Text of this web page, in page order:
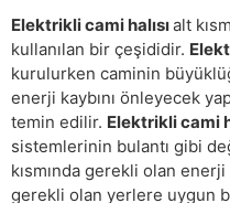
Elektrikli cami halısıalt
kullanılan bir çeşididir.
kurulurken caminin
enerji kaybını önleyecek
temin edilir. Elektrikli cami
sistemlerinin bulantı gibi
kısmında gerekli olan
gerekli olan yerlere uygun